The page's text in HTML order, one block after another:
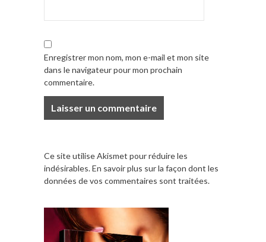
Enregistrer mon nom, mon e-mail et mon site
dans le navigateur pour mon prochain
commentaire.
Ce site utilise Akismet pour réduire les
indésirables.En savoir plus sur la façon dont les
données de vos commentaires sont traitées.